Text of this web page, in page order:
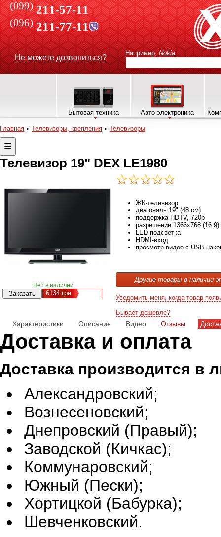
(099) 211-57-11
(096)211-77-11
Не можете дозвониться?
Например, Nokia
Бытовая техника Авто-электроника
Главная » Телевизоры, крепления » Телевизоры
Телевизор 19" DEX LE1980
Нет в наличии
6134 грн
ЖК-телевизор
диагональ 19" (48 см)
поддержка HDTV, 720p
разрешение 1366x768 (16:9)
LED-подсветка
HDMI-вход
просмотр видео с USB-
Другие товары в наличии
Уведомить меня, когда товар
Бывает дешевле?
Характеристики Описание Видео Отзывы
Доставка и оплата
Доставка производится в
Александровский;
Вознесеновский;
Днепровский (Правый);
Заводской (Кичкас);
Коммунаровский;
Южный (Пески);
Хортицкой (Бабурка);
Шевченковский.